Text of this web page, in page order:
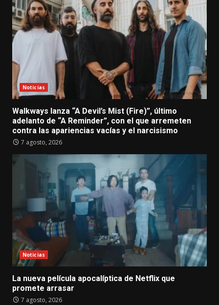
Noticias
Walkways lanza “A Devil’s Mist (Fire)”, último
adelanto de “A Reminder”, con el que arremeten
contra las apariencias vacías y el narcisismo
7 agosto, 2026
Noticias
La nueva película apocalíptica de Netflix que
promete arrasar
7 agosto, 2026